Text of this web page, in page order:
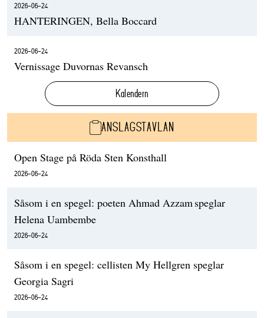
2026-06-24
HANTERINGEN, Bella Boccard
2026-06-24
Vernissage Duvornas Revansch
Kalendern
ANSLAGSTAVLAN
Open Stage på Röda Sten Konsthall
2026-06-24
Såsom i en spegel: poeten Ahmad Azzam speglar
Helena Uambembe
2026-06-24
Såsom i en spegel: cellisten My Hellgren speglar
Georgia Sagri
2026-06-24